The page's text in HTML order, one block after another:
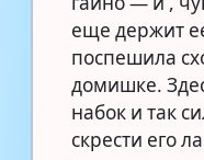
еще держит
поспешила
домишке.
набок и так
скрести его